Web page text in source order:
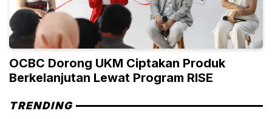
OCBC Dorong UKM Ciptakan Produk
Berkelanjutan Lewat Program RISE
TRENDING